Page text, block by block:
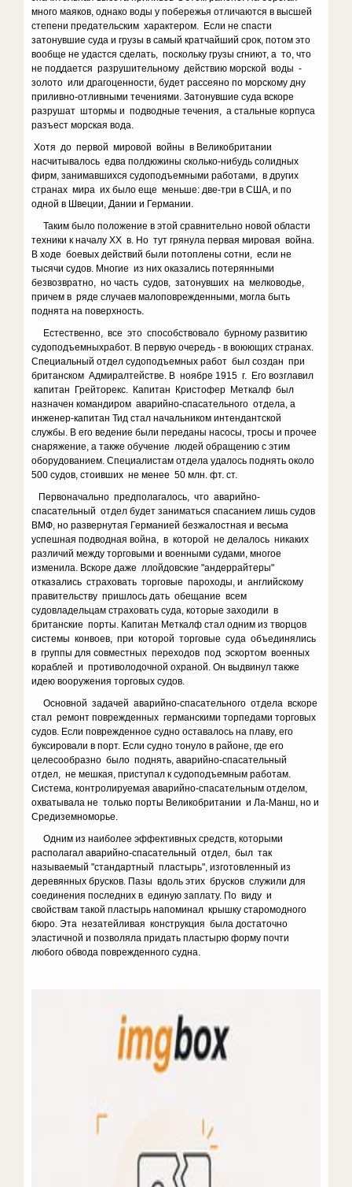
много маяков, однако воды у побережья отличаются в высшей
степени предательским характером. Если не спасти
затонувшие суда и грузы в самый кратчайший срок, потом это
вообще не удастся сделать, поскольку грузы сгниют, а то, что
не поддается разрушительному действию морской воды -
золото или драгоценности, будет рассеяно по морскому дну
приливно-отливными течениями. Затонувшие суда вскоре
разрушат штормы и подводные течения, а стальные корпуса
разъест морская вода.
Хотя до первой мировой войны в Великобритании
насчитывалось едва полдюжины сколько-нибудь солидных
фирм, занимавшихся судоподъемными работами, в других
странах мира их было еще меньше: две-три в США, и по
одной в Швеции, Дании и Германии.
Таким было положение в этой сравнительно новой области
техники к началу XX в. Но тут грянула первая мировая война.
В ходе боевых действий были потоплены сотни, если не
тысячи судов. Многие из них оказались потерянными
безвозвратно, но часть судов, затонувших на мелководье,
причем в ряде случаев малоповрежденными, могла быть
поднята на поверхность.
Естественно, все это способствовало бурному развитию
судоподъемныхработ. В первую очередь - в воюющих странах.
Специальный отдел судоподъемных работ был создан при
британском Адмиралтействе. В ноябре 1915 г. Его возглавил
капитан Грейторекс. Капитан Кристофер Меткалф был
назначен командиром аварийно-спасательного отдела, а
инженер-капитан Тид стал начальником интендантской
службы. В его ведение были переданы насосы, тросы и прочее
снаряжение, а также обучение людей обращению с этим
оборудованием. Специалистам отдела удалось поднять около
500 судов, стоивших не менее 50 млн. фт. ст.
Первоначально предполагалось, что аварийно-
спасательный отдел будет заниматься спасанием лишь судов
ВМФ, но развернутая Германией безжалостная и весьма
успешная подводная война, в которой не делалось никаких
различий между торговыми и военными судами, многое
изменила. Вскоре даже ллойдовские "андеррайтеры"
отказались страховать торговые пароходы, и английскому
правительству пришлось дать обещание всем
судовладельцам страховать суда, которые заходили в
британские порты. Капитан Меткалф стал одним из творцов
системы конвоев, при которой торговые суда объединялись
в группы для совместных переходов под эскортом военных
кораблей и противолодочной охраной. Он выдвинул также
идею вооружения торговых судов.
Основной задачей аварийно-спасательного отдела вскоре
стал ремонт поврежденных германскими торпедами торговых
судов. Если поврежденное судно оставалось на плаву, его
буксировали в порт. Если судно тонуло в районе, где его
целесообразно было поднять, аварийно-спасательный
отдел, не мешкая, приступал к судоподъемным работам.
Система, контролируемая аварийно-спасательным отделом,
охватывала не только порты Великобритании и Ла-Манш, но и
Средиземноморье.
Одним из наиболее эффективных средств, которыми
располагал аварийно-спасательный отдел, был так
называемый "стандартный пластырь", изготовленный из
деревянных брусков. Пазы вдоль этих брусков служили для
соединения последних в единую заплату. По виду и
свойствам такой пластырь напоминал крышку старомодного
бюро. Эта незатейливая конструкция была достаточно
эластичной и позволяла придать пластырю форму почти
любого обвода поврежденного судна.